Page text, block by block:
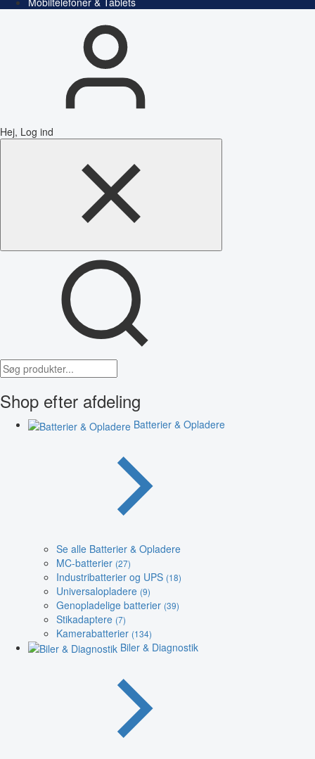
Hej, Log ind
Shop efter afdeling
Batterier & Opladere
Se alle Batterier & Opladere
MC-batterier (27)
Industribatterier og UPS (18)
Universalopladere (9)
Genopladelige batterier (39)
Stikadaptere (7)
Kamerabatterier (134)
Biler & Diagnostik